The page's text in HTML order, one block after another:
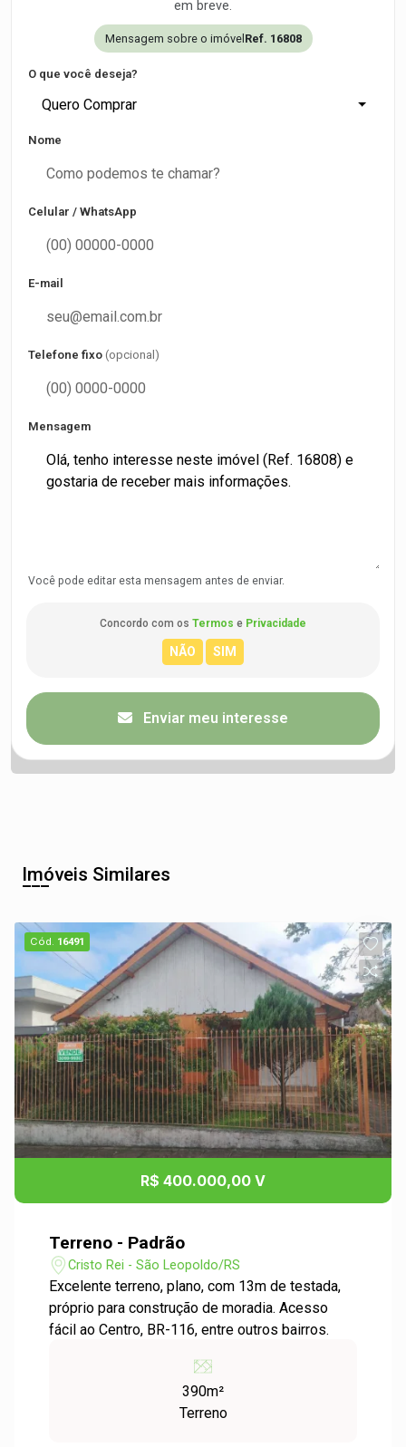
em breve.
Mensagem sobre o imóvel Ref. 16808
O que você deseja?
Quero Comprar
Nome
Celular / WhatsApp
E-mail
Telefone fixo (opcional)
Mensagem
Você pode editar esta mensagem antes de enviar.
Concordo com os Termos e Privacidade
Enviar meu interesse
Imóveis Similares
Cód. 16491
R$ 400.000,00 V
Terreno - Padrão
Cristo Rei - São Leopoldo/RS
Excelente terreno, plano, com 13m de testada,
próprio para construção de moradia. Acesso
fácil ao Centro, BR-116, entre outros bairros.
390m²
Terreno